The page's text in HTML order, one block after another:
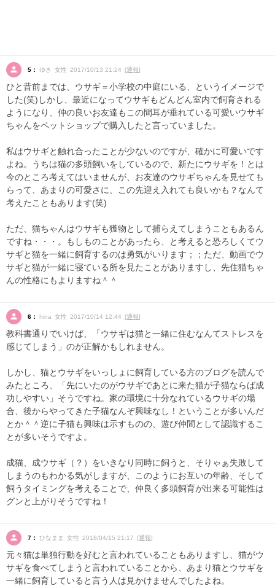
5： ゆき 女性 2017/10/13 21:24 [通報]
ひと昔前までは、ウサギ＝小学校の中庭にいる、というイメージで
した(笑)しかし、最近になってウサギもどんどん室内で飼育される
ようになり、仲の良いお友達もこの間耳が垂れている可愛いウサギ
ちゃんをペットショップで購入したと言っていました。
私はウサギと触れ合ったことが少ないのですが、確かに可愛いです
よね。うちは猫の多頭飼いをしているので、新たにウサギを！とは
今のところ考えてはいませんが、お友達のウサギちゃんを見せても
らって、あまりの可愛さに、この先迎え入れても良いかも？なんて
考えたこともあります(笑)
ただ、猫ちゃんはウサギも獲物として捕らえてしまうこともあるん
ですね・・・。もしものことがあったら、と考えると恐ろしくてウ
サギと猫を一緒に飼育するのは勇気がいります；；ただ、動画でウ
サギと猫が一緒に寝ている所を見たことがありますし、先住猫ちゃ
んの性格にもよりますね＾＾
6： hina 女性 2017/10/14 12:44 [通報]
教科書通りでいけば、「ウサギは猫と一緒に住むなんてストレスを
感じてしまう」のが正解かもしれません。
しかし、猫とウサギをいっしょに飼育している方のブログを読んで
みたところ、「先にいたのがウサギであとに来た猫が子猫ならば成
功しやすい」そうですね。家の環境に十分なれているウサギの場
合、後からやってきた子猫なんぞ興味なし！ということが多いんだ
とか＾＾逆に子猫も興味は示すものの、遊び仲間として認識するこ
とが多いそうですよ。
成猫、成ウサギ（？）をいきなり同時に飼うと、そりゃぁ失敗して
しまうのもわかる気がしますが、このようにお互いの年齢、そして
飼うタイミングを考えることで、仲良く多頭飼育が出来る可能性は
グンと上がりそうですね！
7： ひなまま 女性 2018/04/15 21:17 [通報]
元々猫は単独行動を好むと言われていることもありますし、猫がウ
サギを食べてしまうと言われていることから、あまり猫とウサギを
一緒に飼育していると言う人は見かけませんでしたよね。